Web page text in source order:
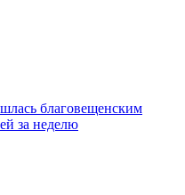
благовещенским
за неделю